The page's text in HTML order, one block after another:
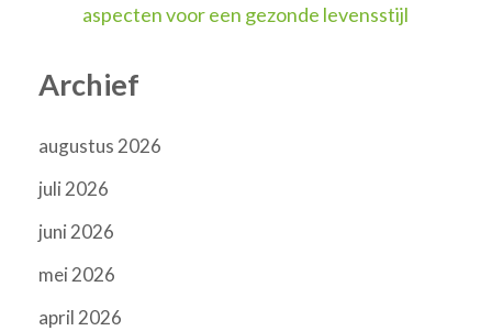
aspecten voor een gezonde levensstijl
Archief
augustus 2026
juli 2026
juni 2026
mei 2026
april 2026